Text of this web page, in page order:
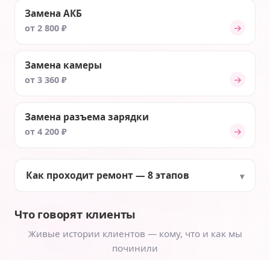
Замена АКБ
от 2 800 ₽ →
Замена камеры
от 3 360 ₽ →
Замена разъема зарядки
от 4 200 ₽ →
Как проходит ремонт — 8 этапов
Что говорят клиенты
Живые истории клиентов — кому, что и как мы
починили